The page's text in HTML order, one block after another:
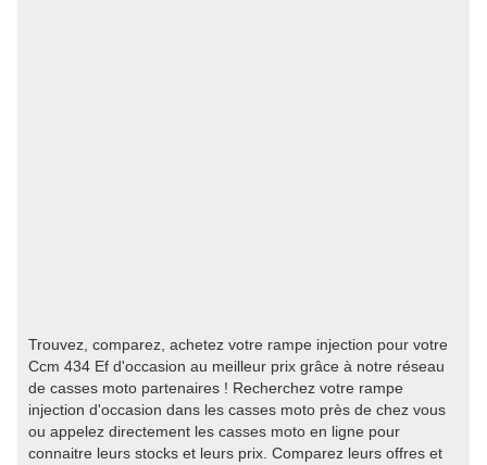
Trouvez, comparez, achetez votre rampe injection pour votre
Ccm 434 Ef d'occasion au meilleur prix grâce à notre réseau
de casses moto partenaires ! Recherchez votre rampe
injection d'occasion dans les casses moto près de chez vous
ou appelez directement les casses moto en ligne pour
connaitre leurs stocks et leurs prix. Comparez leurs offres et